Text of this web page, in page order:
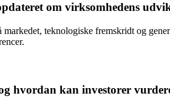
om virksomhedens
teknologiske fremskridt og
hvordan kan investorer